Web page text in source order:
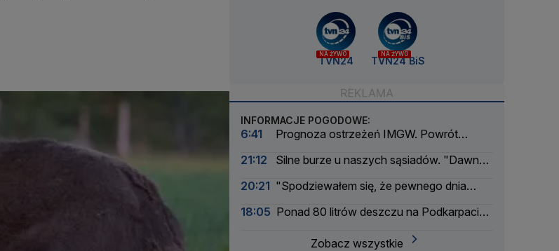
NA ŻYWO
TVN24
NA ŻYWO
TVN24 BiS
INFORMACJE POGODOWE:
6:41
Prognoza ostrzeżeń IMGW. Powrót
21:12
Silne burze u naszych sąsiadów. "Dawno
20:21 "Spodziewałem się, że pewnego dnia
18:05 Ponad 80 litrów deszczu na Podkarpaciu.
Zobacz wszystkie